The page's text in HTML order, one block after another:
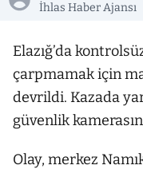
İhlas Haber Ajansı
Elazığ’da
çarpmamak için
devrildi. Kazada
güvenlik
Olay, merkez